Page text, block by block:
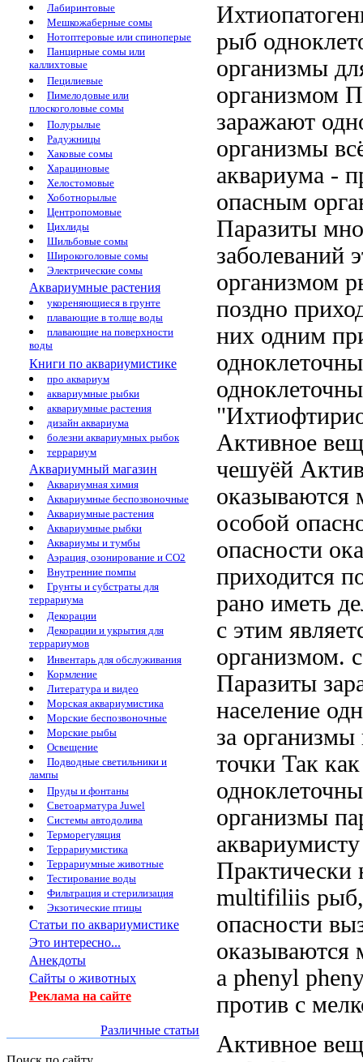
Лабиринтовые
Мешкожаберные сомы
Нотоптеровые или спиноперые
Панцирные сомы или
каллихтовые
Пецилиевые
Пимелодовые или
плоскоголовые сомы
Полурылые
Радужницы
Хаковые сомы
Харациновые
Хелостомовые
Хоботнорылые
Центропомовые
Цихлиды
Шильбовые сомы
Широкоголовые сомы
Электрические сомы
Аквариумные растения
укореняющиеся в грунте
плавающие в толще воды
плавающие на поверхности
воды
Книги по аквариумистике
про аквариум
аквариумные рыбки
аквариумные растения
дизайн аквариума
болезни аквариумных рыбок
террариум
Аквариумный магазин
Аквариумная химия
Аквариумные беспозвоночные
Аквариумные растения
Аквариумные рыбки
Аквариумы и тумбы
Аэрация, озонирование и CO2
Внутренние помпы
Грунты и субстраты для
террариума
Декорации
Декорации и укрытия для
террариумов
Инвентарь для обслуживания
Кормление
Литература и видео
Морская аквариумистика
Морские беспозвоночные
Морские рыбы
Освещение
Подводные светильники и
лампы
Пруды и фонтаны
Светоарматура Juwel
Системы автодолива
Терморегуляция
Террариумистика
Террариумные животные
Тестирование воды
Фильтрация и стерилизация
Экзотические птицы
Статьи по аквариумистике
Это интересно...
Анекдоты
Сайты о животных
Реклама на сайте
Различные статьи
рыб
организмы
организмом
заражают
организмы
аквариума -
опасным
Паразиты
заболеваний
организмом
поздно
них одним
Активное
чешуёй
оказываются
особой
опасности
приходится
рано иметь
с этим
организмом.
Паразиты
население
за организмы
точки Так
организмы
аквариумисту
Практически
multifiliis
опасности
а phenyl
против с
Активное